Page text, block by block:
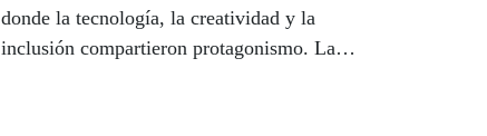
donde la tecnología, la creatividad y la
inclusión compartieron protagonismo. La